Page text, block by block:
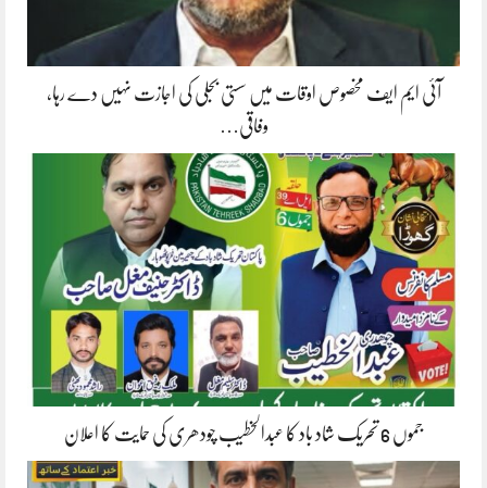
آئی ایم ایف مخصوص اوقات میں سستی بجلی کی اجازت نہیں دے رہا،
وفاقی…
جموں 6 تحریک شاد باد کا عبدالخطیب چودھری کی حمایت کا اعلان